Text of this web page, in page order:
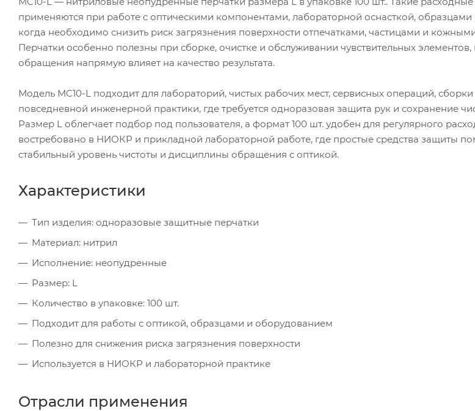
применяются при работе с оптическими компонентами, лабораторной оснасткой,
когда необходимо снизить риск загрязнения поверхности отпечатками, частицами и
Перчатки особенно полезны при сборке, очистке и обслуживании чувствительных элементов,
обращения напрямую влияет на качество результата.
Модель MC10-L подходит для лабораторий, чистых рабочих мест, сервисных операций,
повседневной инженерной практики, где требуется одноразовая защита рук и сохранение
Размер L облегчает подбор под пользователя, а формат 100 шт. удобен для регулярного
востребовано в НИОКР и прикладной лабораторной работе, где простые средства защиты
стабильный уровень чистоты и дисциплины обращения с оптикой.
Характеристики
Тип изделия: одноразовые защитные перчатки
Материал: нитрил
Исполнение: неопудренные
Размер: L
Количество в упаковке: 100 шт.
Подходит для работы с оптикой, образцами и оборудованием
Полезно для снижения риска загрязнения поверхности
Используется в НИОКР и лабораторной практике
Отрасли применения